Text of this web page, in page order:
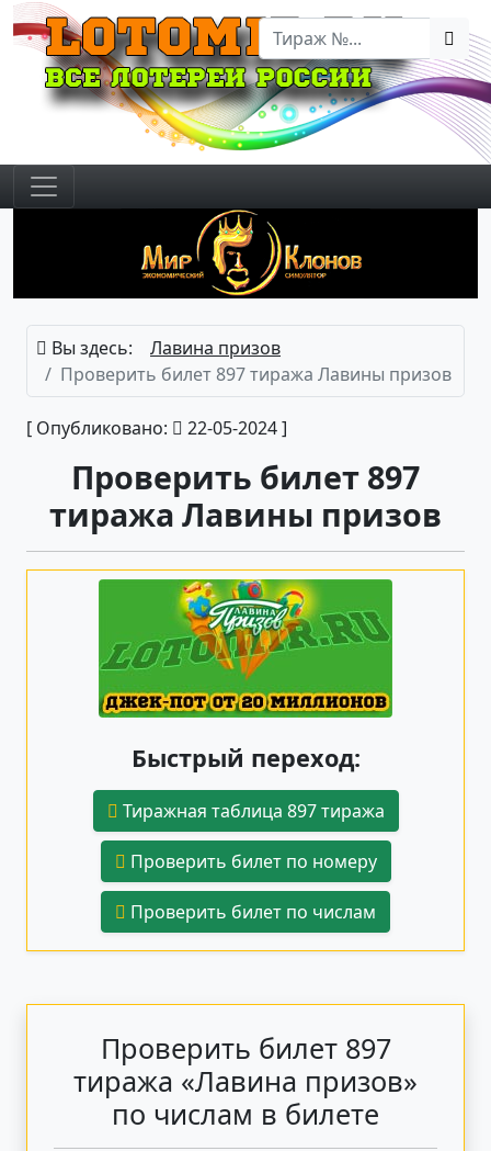
Вы здесь:
Лавина призов
Проверить билет 897 тиража Лавины призов
[ Опубликовано: 22-05-2024 ]
Проверить билет 897
тиража Лавины призов
Быстрый переход:
Тиражная таблица 897 тиража
Проверить билет по номеру
Проверить билет по числам
Проверить билет 897
тиража «Лавина призов»
по числам в билете